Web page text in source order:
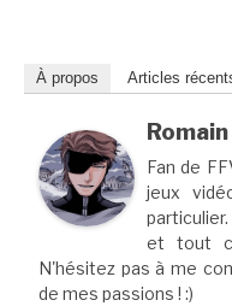
À propos Articles
Fan de
jeux
et tout
N'hésitez pas à me
de mes passions ! :)